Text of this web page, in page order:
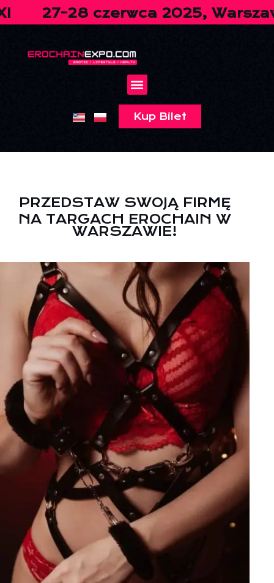
2025, Warszawa, EXPO
Kup Bilet
PRZEDSTAW SWOJĄ FIRMĘ
NA TARGACH EROCHAIN W
WARSZAWIE!